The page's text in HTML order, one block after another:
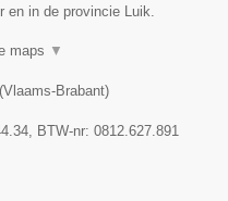
en in de provincie Luik.
maps ▼
(Vlaams-Brabant)
, BTW-nr: ​0812.627.891